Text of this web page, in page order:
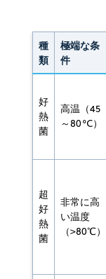
種
類
極端な条
件
好
熱
菌
高温（45
～80°C）
超
好
熱
菌
非常に高
い温度
（>80℃）